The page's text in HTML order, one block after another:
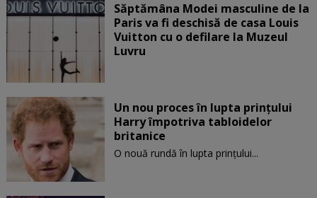
Săptămâna Modei masculine de la
Paris va fi deschisă de casa Louis
Vuitton cu o defilare la Muzeul
Luvru
Un nou proces în lupta prinţului
Harry împotriva tabloidelor
britanice
O nouă rundă în lupta prinţului...